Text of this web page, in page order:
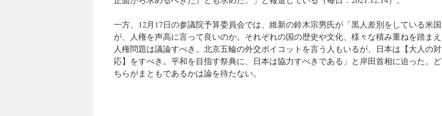
一方、12月17日の参議院予算委員会では、維新の鈴木宗男氏が「黒人差別をしている米国
が、人権を声高に言って良いのか。それぞれの国の歴史や文化、様々な積み重ねを踏まえ
人権問題は議論すべき。北京五輪の外交ボイコットを言う人もいるが、日本は【大人の対
応】をすべき。平和を目指す祭典に、日本は協力すべきである」と岸田首相に迫った。ど
ちらがまともであるかは論を待たない。